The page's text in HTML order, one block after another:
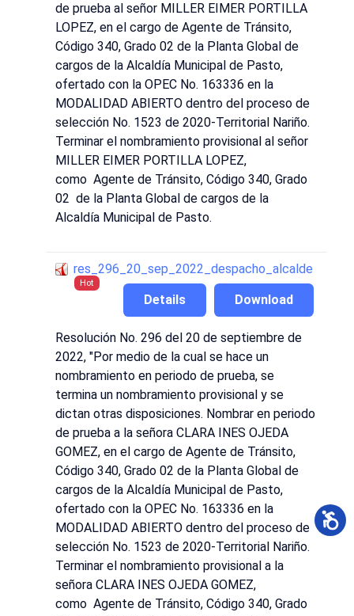
de prueba al señor MILLER EIMER PORTILLA
LOPEZ, en el cargo de Agente de Tránsito,
Código 340, Grado 02 de la Planta Global de
cargos de la Alcaldía Municipal de Pasto,
ofertado con la OPEC No. 163336 en la
MODALIDAD ABIERTO dentro del proceso de
selección No. 1523 de 2020-Territorial Nariño.
Terminar el nombramiento provisional al señor
MILLER EIMER PORTILLA LOPEZ,
como Agente de Tránsito, Código 340, Grado
02 de la Planta Global de cargos de la
Alcaldía Municipal de Pasto.
res_296_20_sep_2022_despacho_alcalde
Hot
Download
Details
Resolución No. 296 del 20 de septiembre de
2022, "Por medio de la cual se hace un
nombramiento en periodo de prueba, se
termina un nombramiento provisional y se
dictan otras disposiciones. Nombrar en periodo
de prueba a la señora CLARA INES OJEDA
GOMEZ, en el cargo de Agente de Tránsito,
Código 340, Grado 02 de la Planta Global de
cargos de la Alcaldía Municipal de Pasto,
ofertado con la OPEC No. 163336 en la
MODALIDAD ABIERTO dentro del proceso de
selección No. 1523 de 2020-Territorial Nariño.
Terminar el nombramiento provisional a la
señora CLARA INES OJEDA GOMEZ,
como Agente de Tránsito, Código 340, Grado